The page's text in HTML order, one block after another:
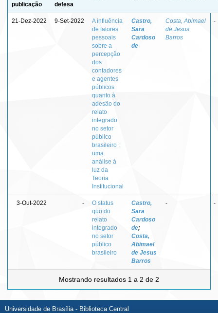
publicação
defesa
21-Dez-2022 9-Set-2022
A influência
de fatores
pessoais
sobre a
percepção
dos
contadores
e agentes
públicos
quanto à
adesão do
relato
integrado
no setor
público
brasileiro :
uma
análise à
luz da
Teoria
Institucional
Castro,
Sara
Cardoso
de
Costa, Abimael
de Jesus
Barros
-
3-Out-2022 -
O status
quo do
relato
integrado
no setor
público
brasileiro
Castro,
Sara
Cardoso
de;
Costa,
Abimael
de Jesus
Barros
- -
Mostrando resultados 1 a 2 de 2
Universidade de Brasília - Biblioteca Central